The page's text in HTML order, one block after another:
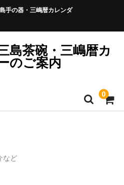
手の器・三嶋暦カレンダ
島茶碗・三嶋暦カ
のご案内
0
など